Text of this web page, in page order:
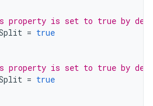
property is set to true by
= true
property is set to true by
= true